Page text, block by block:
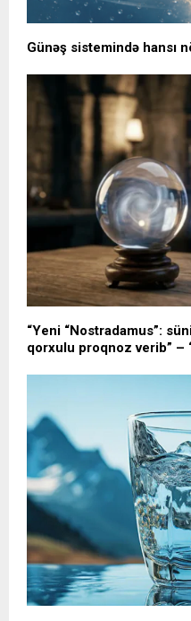
Günəş sistemində hansı
“Yeni “Nostradamus”:
qorxulu proqnoz verib” –